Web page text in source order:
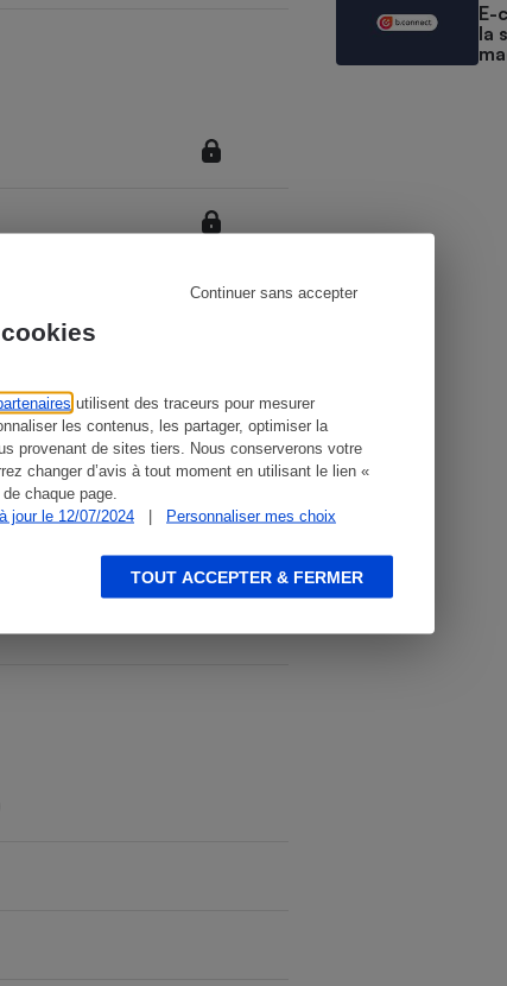
utilisent des traceurs pour mesurer
les contenus, les partager, optimiser la
provenant de sites tiers. Nous conserverons votre
changer d’avis à tout moment en utilisant le lien «
chaque page.
jour le 12/07/2024
| Personnaliser mes choix
Continuer sans accepter
TOUT ACCEPTER & FERMER
E-
la